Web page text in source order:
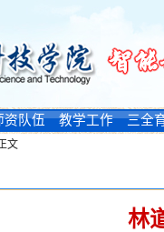
资队伍 教学工作 三全
文
林